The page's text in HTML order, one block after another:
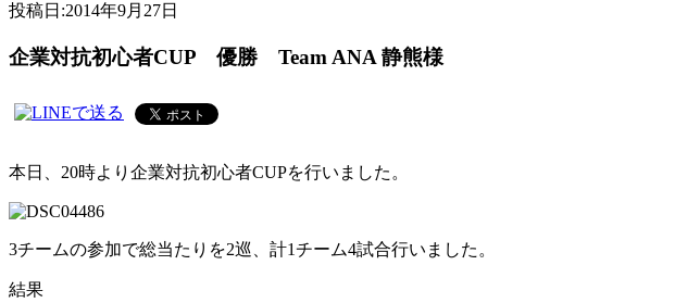
投稿日:2014年9月27日
企業対抗初心者CUP 優勝 Team ANA 静熊様
本日、20時より企業対抗初心者CUPを行いました。
3チームの参加で総当たりを2巡、計1チーム4試合行いました。
結果